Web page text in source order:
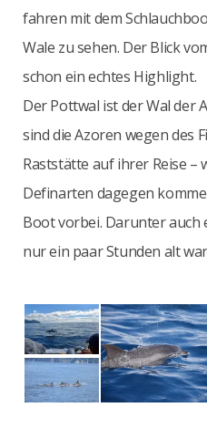
fahren mit dem
Wale zu sehen. Der Blick
schon ein echtes Highlight.
Der Pottwal ist der Wal der
sind die Azoren wegen des
Raststätte auf ihrer Reise –
Definarten dagegen
Boot vorbei. Darunter auch
nur ein paar Stunden alt